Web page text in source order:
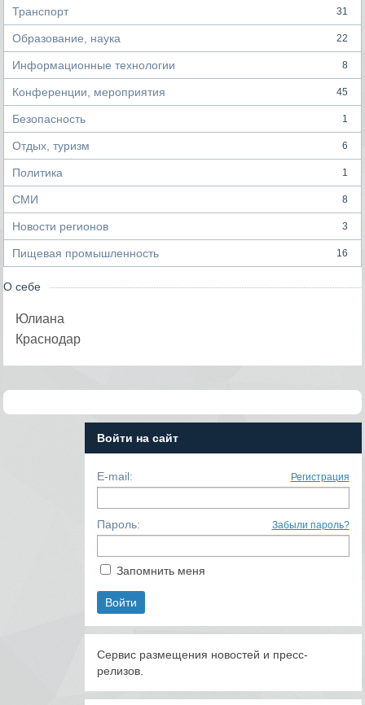
Транспорт 31
Образование, наука 22
Информационные технологии 8
Конференции, мероприятия 45
Безопасность 1
Отдых, туризм 6
Политика 1
СМИ 8
Новости регионов 3
Пищевая промышленность 16
О себе
Юлиана
Краснодар
Войти на сайт
E-mail: Регистрация
Пароль: Забыли пароль?
Запомнить меня
Сервис размещения новостей и пресс-
релизов.